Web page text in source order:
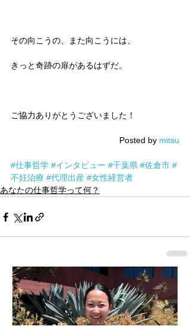
その向こうの、また向こうには、
きっと奇跡の扉があるはずだ。
ご協力ありがとうございました！
Posted by mitsu
#仕事哲学 #インタビュー #千葉県 #佐倉市 #
不妊治療 #代理出産 #女性経営者
あなたの仕事哲学って何？